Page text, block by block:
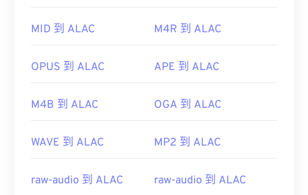
首次发行：1997年
https://en.wikipedia.org/wiki/Advanced_Audio_Coding
https://www.iso.org/standard/43345.html?
MID 到 ALAC M4R 到 ALAC
OPUS 到 ALAC APE 到 ALAC
M4B 到 ALAC OGA 到 ALAC
WAVE 到 ALAC MP2 到 ALAC
raw-audio 到 ALAC raw-audio 到 ALAC